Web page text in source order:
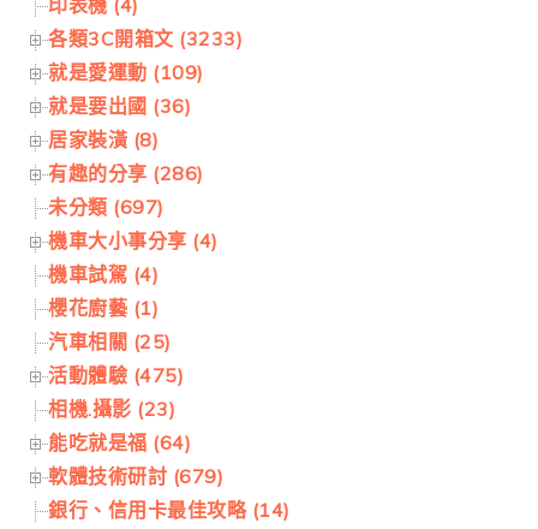
各類3C開箱文 (3233)
就是愛運動 (109)
就是要出國 (36)
居家裝潢 (8)
有趣的分享 (286)
未分類 (697)
機車大小事分享 (4)
機車試駕 (4)
櫻花廚藝 (1)
汽車相關 (25)
活動體驗 (475)
相機.攝影 (23)
能吃就是福 (64)
軟體技術研討 (679)
銀行、信用卡最佳攻略 (14)